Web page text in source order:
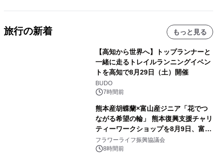
旅行の新着 もっと見る
【高知から世界へ】トップランナーと
一緒に走るトレイルランニングイベン
トを高知で8月29日（土）開催
BUDO
7時間前
熊本産胡蝶蘭×富山産ジニア「花でつ
ながる希望の輪」 熊本復興支援チャリ
ティーワークショップを8月9日、富
山・射水で開催
フラワーライフ振興協議会
8時間前